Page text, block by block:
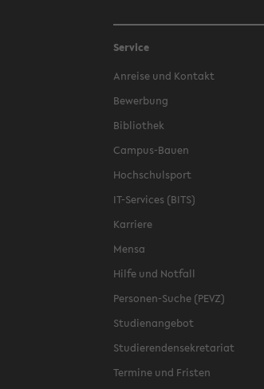
Service
Anreise und Kontakt
Bewerbung
Bibliothek
Campus-Bauen
Hochschulsport
IT-Services (BITS)
Karriere
Mensa
Hilfe und Notfall
Personen-Suche (PEVZ)
Studienangebot
Studierendensekretariat
Termine und Fristen